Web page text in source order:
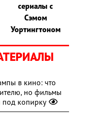
сериалы с
Сэмом
Уортингтоном
в кино: что
но фильмы
под копирку